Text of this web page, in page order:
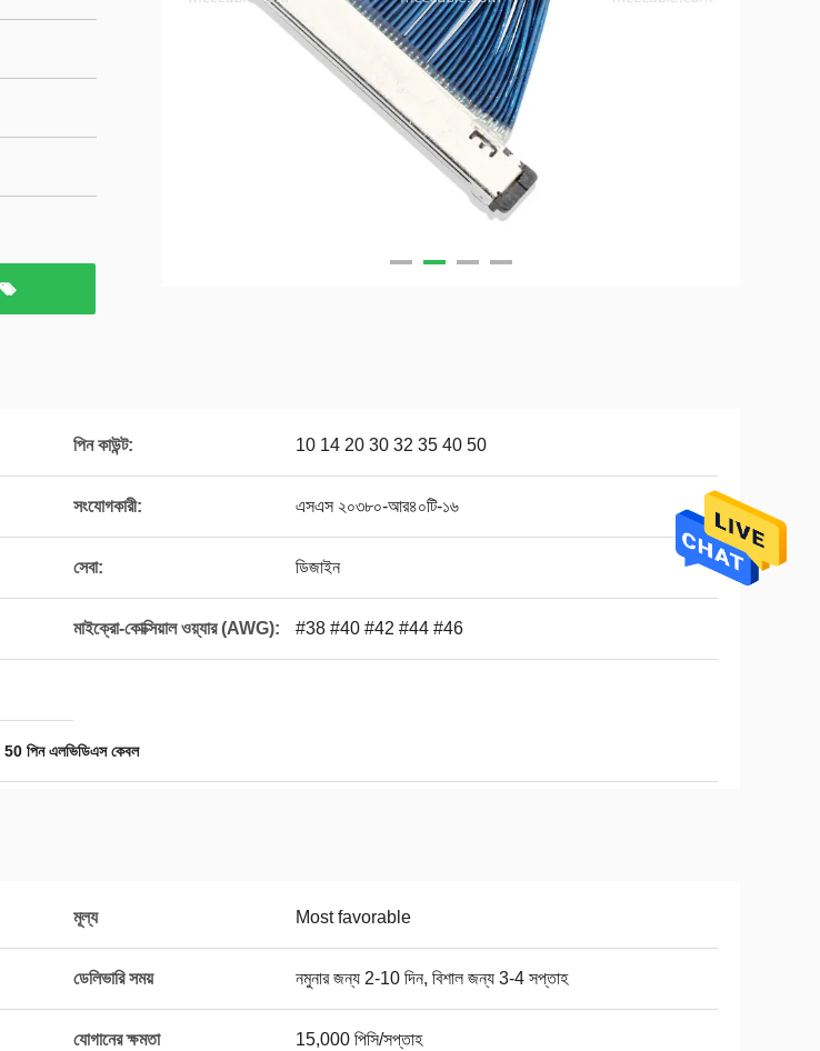
পিন কাউন্ট: 10 14 20 30 32 35 40 50
সংযোগকারী: এসএস ২০৩৮০-আর৪০টি-১৬
সেবা: ডিজাইন
মাইক্রো-কোক্সিয়াল ওয়্যার (AWG): #38 #40 #42 #44 #46
50 পিন এলভিডিএস কেবল
মূল্য Most favorable
ডেলিভারি সময় নমুনার জন্য 2-10 দিন, বিশাল জন্য 3-4 সপ্তাহ
যোগানের ক্ষমতা 15,000 পিসি/সপ্তাহ